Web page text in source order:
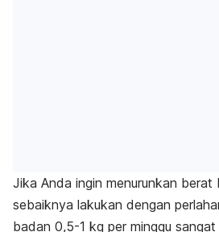
Jika Anda ingin menurunkan
sebaiknya lakukan dengan
badan 0,5-1 kg per minggu sangat